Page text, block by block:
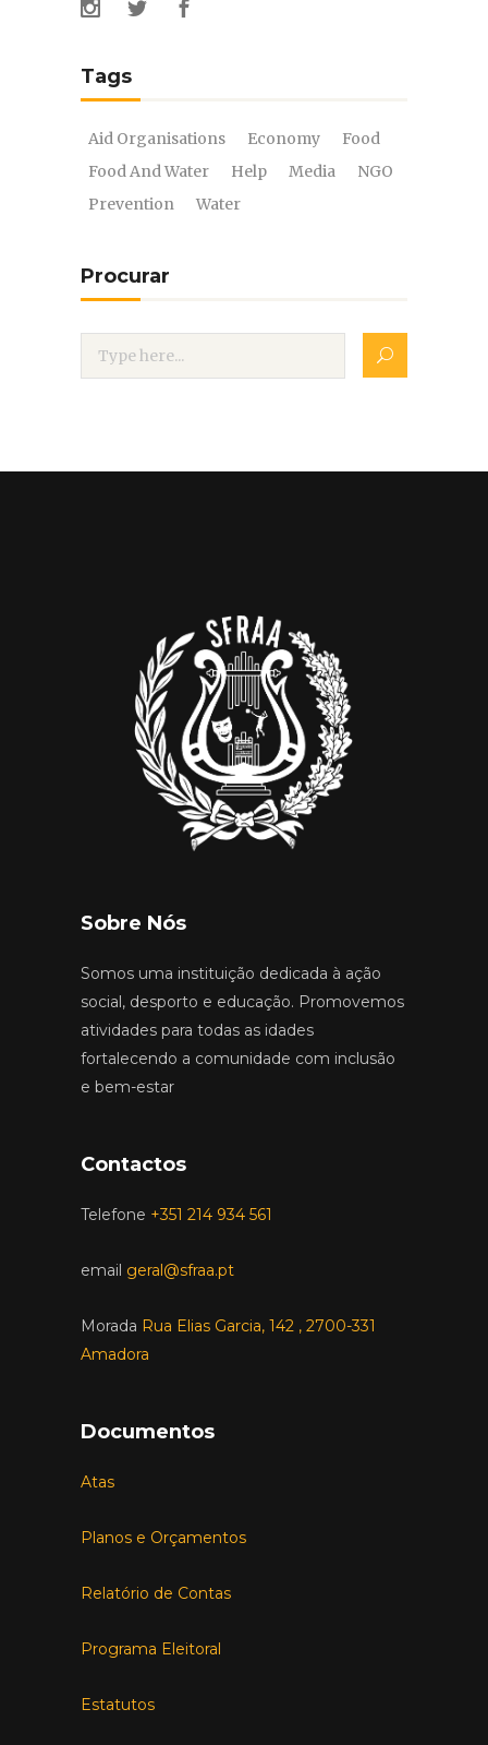
Tags
Aid Organisations Economy
Food
Food And Water
Help Media
NGO
Prevention
Water
Procurar
Sobre Nós
Somos uma instituição dedicada à ação
social, desporto e educação. Promovemos
atividades para todas as idades
fortalecendo a comunidade com inclusão
e bem-estar
Contactos
Telefone +351 214 934 561
email geral@sfraa.pt
Morada Rua Elias Garcia, 142 , 2700-331
Amadora
Documentos
Atas
Planos e Orçamentos
Relatório de Contas
Programa Eleitoral
Estatutos